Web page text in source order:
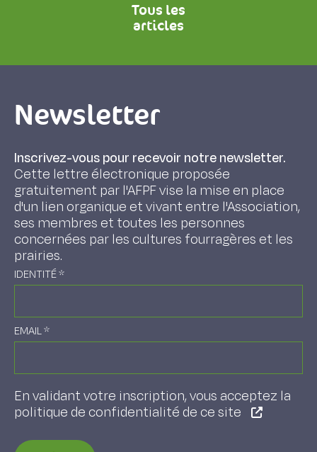
Tous les
articles
Newsletter
Inscrivez-vous pour recevoir notre newsletter.
Cette lettre électronique proposée
gratuitement par l'AFPF vise la mise en place
d'un lien organique et vivant entre l'Association,
ses membres et toutes les personnes
concernées par les cultures fourragères et les
prairies.
IDENTITÉ*
EMAIL*
En validant votre inscription, vous acceptez la
politique de confidentialité de ce site